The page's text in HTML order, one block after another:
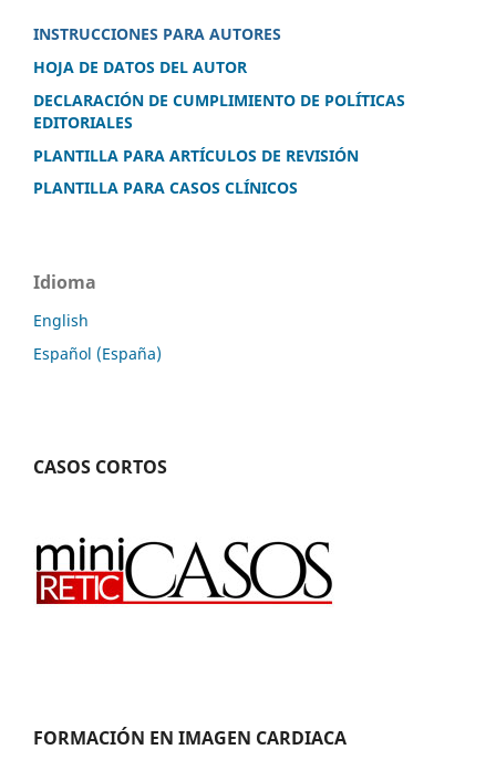
INSTRUCCIONES PARA AUTORES
HOJA DE DATOS DEL AUTOR
DECLARACIÓN DE CUMPLIMIENTO DE POLÍTICAS
EDITORIALES
PLANTILLA PARA ARTÍCULOS DE REVISIÓN
PLANTILLA PARA CASOS CLÍNICOS
Idioma
English
Español (España)
CASOS CORTOS
FORMACIÓN EN IMAGEN CARDIACA